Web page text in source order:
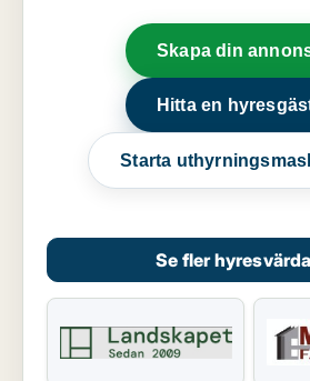
Skapa din
Hitta en
Starta
Se fler